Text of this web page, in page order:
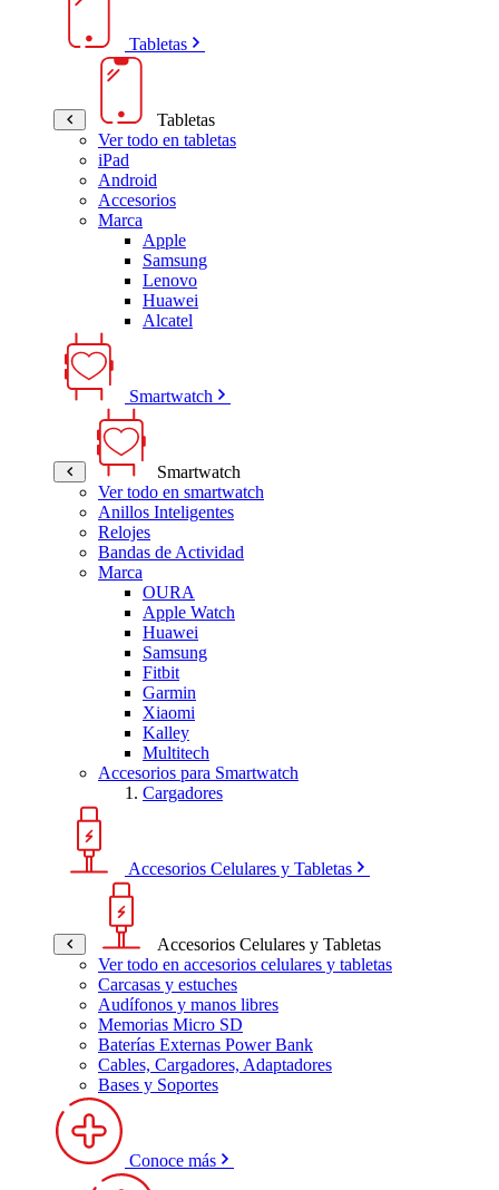
Tabletas
Tabletas
Ver todo en tabletas
iPad
Android
Accesorios
Marca
Apple
Samsung
Lenovo
Huawei
Alcatel
Smartwatch
Smartwatch
Ver todo en smartwatch
Anillos Inteligentes
Relojes
Bandas de Actividad
Marca
OURA
Apple Watch
Huawei
Samsung
Fitbit
Garmin
Xiaomi
Kalley
Multitech
Accesorios para Smartwatch
Cargadores
Accesorios Celulares y Tabletas
Accesorios Celulares y Tabletas
Ver todo en accesorios celulares y tabletas
Carcasas y estuches
Audífonos y manos libres
Memorias Micro SD
Baterías Externas Power Bank
Cables, Cargadores, Adaptadores
Bases y Soportes
Conoce más